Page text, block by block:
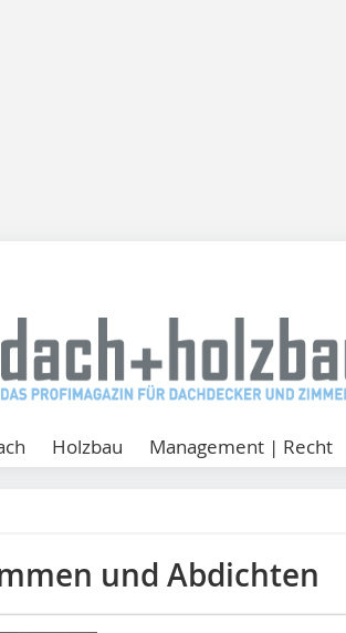
Holzbau Management | Recht
und Abdichten